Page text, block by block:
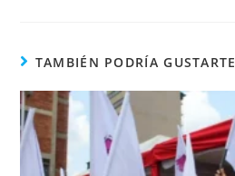
TAMBIÉN PODRÍA GUSTARTE